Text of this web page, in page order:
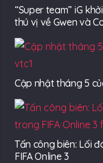
“Super team” iG
thú vị về Gwen và
Cập nhật tháng 5
Tấn công biên: Lối
FIFA Online 3